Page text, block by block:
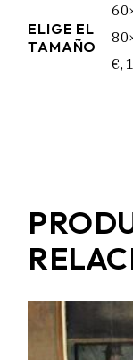
ELIGE EL
TAMAÑO
€,